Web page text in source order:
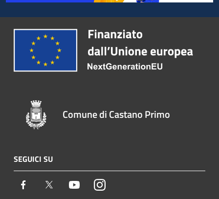
Comune di Castano Primo
SEGUICI SU
Facebook Twitter YoutubeInstagram